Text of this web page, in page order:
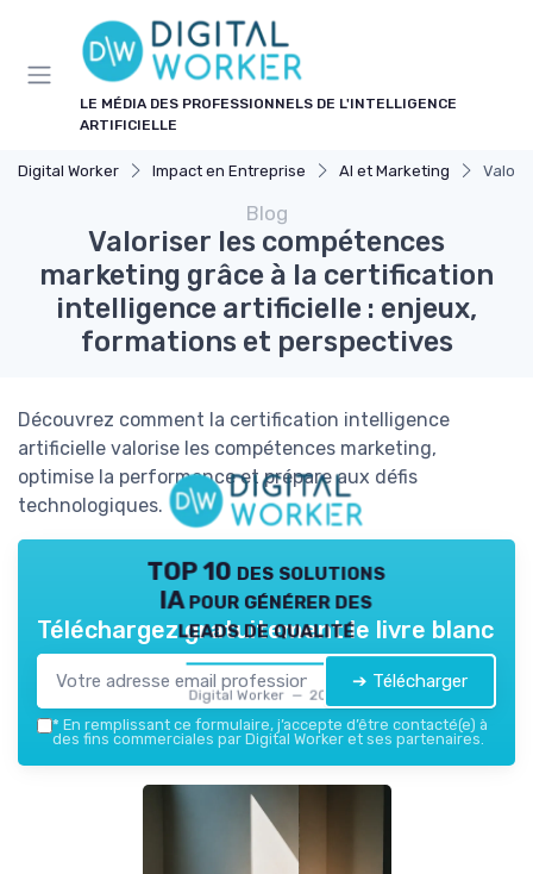
LE MÉDIA DES PROFESSIONNELS DE L'INTELLIGENCE
ARTIFICIELLE
Digital Worker Impact en Entreprise AI et Marketing
Blog
Valoriser les compétences
marketing grâce à la certification
intelligence artificielle : enjeux,
formations et perspectives
Découvrez comment la certification intelligence
artificielle valorise les compétences marketing,
optimise la performance et prépare aux défis
technologiques.
TOP 10 des solutions
IA pour générer des
leads de qualité
Digital Worker — 2026
Téléchargez gratuitement le livre blanc
➔ Télécharger
* En remplissant ce formulaire, j’accepte d’être contacté(e) à
des fins commerciales par Digital Worker et ses partenaires.